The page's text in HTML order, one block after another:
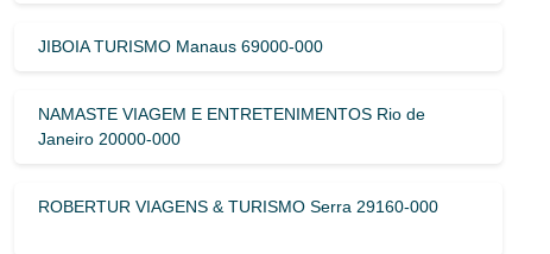
JIBOIA TURISMO Manaus 69000-000
NAMASTE VIAGEM E ENTRETENIMENTOS Rio de
Janeiro 20000-000
ROBERTUR VIAGENS & TURISMO Serra 29160-000